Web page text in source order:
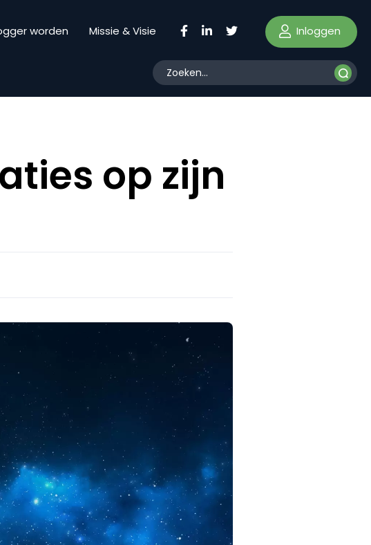
worden Missie & Visie Inloggen
op zijn